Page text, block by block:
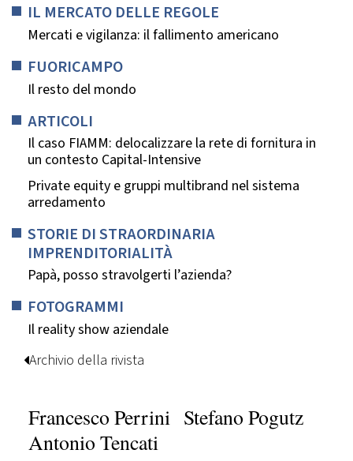
IL MERCATO DELLE REGOLE
Mercati e vigilanza: il fallimento americano
FUORICAMPO
Il resto del mondo
ARTICOLI
Il caso FIAMM: delocalizzare la rete di fornitura in
un contesto Capital-Intensive
Private equity e gruppi multibrand nel sistema
arredamento
STORIE DI STRAORDINARIA
IMPRENDITORIALITÀ
Papà, posso stravolgerti l’azienda?
FOTOGRAMMI
Il reality show aziendale
Archivio della rivista
Francesco Perrini Stefano Pogutz
Antonio Tencati